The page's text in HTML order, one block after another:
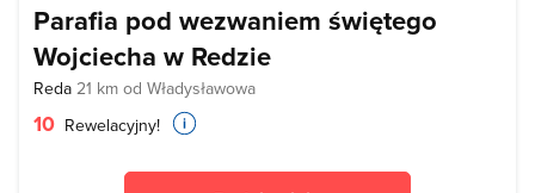
Parafia pod wezwaniem świętego
Wojciecha w Redzie
Reda 21 km od Władysławowa
10 Rewelacyjny!